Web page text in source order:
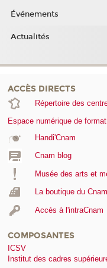
Événements
Actualités
ACCÈS DIRECTS
Répertoire des
Espace numérique de
Handi'Cnam
Cnam blog
Musée des arts et
La boutique du Cnam
Accès à l'intraCnam
COMPOSANTES
ICSV
Institut des cadres